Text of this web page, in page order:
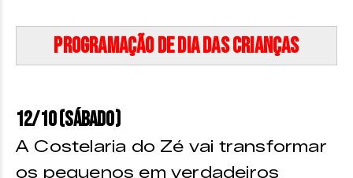
PROGRAMAÇÃO DE DIA DAS CRIANÇAS
12/10 (SÁBADO)
A Costelaria do Zé vai transformar
os pequenos em verdadeiros